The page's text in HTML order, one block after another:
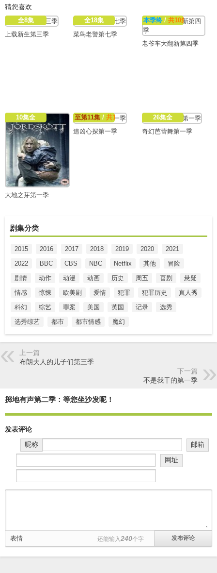
猜您喜欢
全8集
上载新生第三季
全18集
菜鸟老警第七季
本季终/ 共10集
老爷车大翻新第四季
10集全
大地之芽第一季
至第11集 /共11集
追凶心探第一季
26集全
奇幻芭蕾舞第一季
剧集分类
2015 2016 2017 2018 2019 2020
2021
2022
BBC CBS NBC Netflix 其他
冒险
剧情
动作 动漫 动画 历史 周五 喜剧
悬疑
情感
惊悚 欧美剧 爱情 犯罪 犯罪历史
真人秀
科幻
综艺 罪案 美国 英国 记录
选秀
选秀综艺
都市 都市情感 魔幻
上一篇
布朗夫人的儿子们第三季
下一篇
不是我干的第一季
掷地有声第二季：等您坐沙发呢！
发表评论
昵称
邮箱
网址
表情 还能输入 240个字